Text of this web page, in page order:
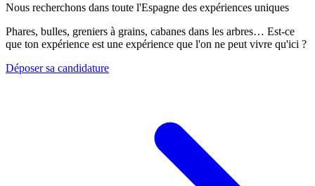
Nous recherchons dans toute l'Espagne des expériences uniques
Phares, bulles, greniers à grains, cabanes dans les arbres… Est-ce
que ton expérience est une expérience que l'on ne peut vivre qu'ici ?
Déposer sa candidature